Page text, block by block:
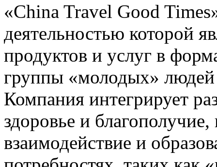
«China Travel Good
деятельностью которой
продуктов и услуг в
группы «молодых» людей
Компания интегрирует
здоровье и
взаимодействие и